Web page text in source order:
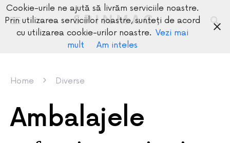
SPINMAG
Home Diverse
Ambalajele
Cookie-urile ne ajută să livrăm serviciile noastre.
Prin utilizarea serviciilor noastre, sunteți de acord
cu utilizarea cookie-urilor noastre. Vezi mai
mult
Am inteles